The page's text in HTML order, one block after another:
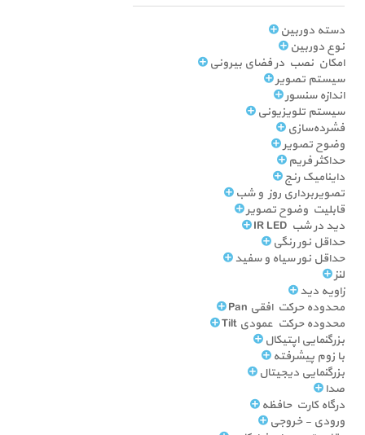
دسته دوربین
نوع دوربین
امکان نصب در فضای بیرونی
سیستم تصویر
اندازه سنسور
سیستم تلویزیونی
فشرده‌سازی
وضوح تصویر
حداکثر فریم
داینامیک رنج
تصویربرداری روز و شب
قابلیت وضوح تصویر
دید در شب IR LED
حداقل نور رنگی
حداقل نور سیاه و سفید
لنز
زاویه دید
محدوده حرکت افقی Pan
محدوده حرکت عمودی Tilt
بزرگنمایی اپتیکال
با زوم پیشرفته
بزرگنمایی دیجیتال
صدا
درگاه کارت حافظه
ورودی - خروجی
- مرکز 23 ویژه اقتصادی مخابرات OMC
- آب و فاضلاب روستایی خراسان شمالی
- آب و برق کیش